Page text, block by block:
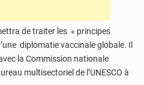
de traiter les « principes
diplomatie vaccinale globale. Il
la Commission nationale
multisectoriel de l’UNESCO à